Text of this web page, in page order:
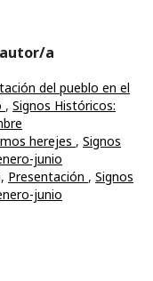
a
del pueblo en el
, Signos Históricos:
herejes , Signos
junio
Presentación , Signos
junio